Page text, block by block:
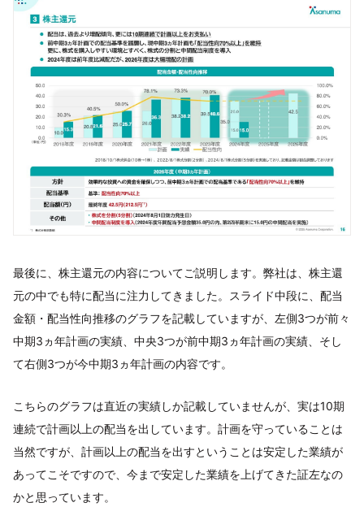
最後に、株主還元の内容についてご説明します。弊社は、株主還
元の中でも特に配当に注力してきました。スライド中段に、配当
金額・配当性向推移のグラフを記載していますが、左側3つが前々
中期3ヵ年計画の実績、中央3つが前中期3ヵ年計画の実績、そし
て右側3つが今中期3ヵ年計画の内容です。
こちらのグラフは直近の実績しか記載していませんが、実は10期
連続で計画以上の配当を出しています。計画を守っていることは
当然ですが、計画以上の配当を出すということは安定した業績が
あってこそですので、今まで安定した業績を上げてきた証左なの
かと思っています。